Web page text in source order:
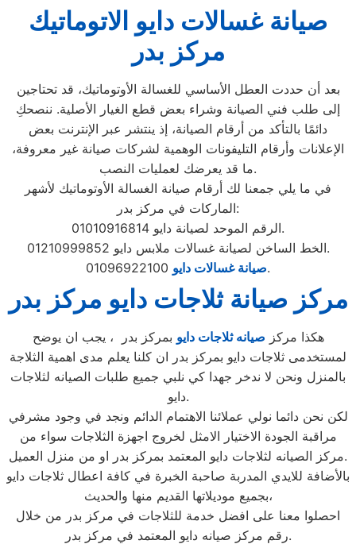
صيانة غسالات دايو الاتوماتيك
مركز بدر
بعد أن حددت العطل الأساسي للغسالة الأوتوماتيك، قد تحتاجين
إلى طلب فني الصيانة وشراء بعض قطع الغيار الأصلية. ننصحكِ
دائمًا بالتأكد من أرقام الصيانة، إذ ينتشر عبر الإنترنت بعض
الإعلانات وأرقام التليفونات الوهمية لشركات صيانة غير معروفة،
ما قد يعرضك لعمليات النصب.
في ما يلي جمعنا لك أرقام صيانة الغسالة الأوتوماتيك لأشهر
الماركات في مركز بدر:
الرقم الموحد لصيانة دايو 01010916814.
الخط الساخن لصيانة غسالات ملابس دايو 01210999852.
صيانة غسالات دايو01096922100.
مركز صيانة ثلاجات دايو مركز بدر
هكذا مركز صيانه ثلاجات دايو بمركز بدر ، يجب ان يوضح
لمستخدمى ثلاجات دايو بمركز بدر ان كلنا يعلم مدى اهمية الثلاجة
بالمنزل ونحن لا ندخر جهدا كي نلبي جميع طلبات الصيانه لثلاجات
دايو.
لكن نحن دائما نولي عملائنا الاهتمام الدائم ونجد في وجود مشرفي
مراقبة الجودة الاختيار الامثل لخروج اجهزة الثلاجات سواء من
مركز الصيانه لثلاجات دايو المعتمد بمركز بدر او من منزل العميل.
بالأضافة للايدي المدربة صاحبة الخبرة في كافة اعطال ثلاجات دايو
بجميع موديلاتها القديم منها والحديث،
احصلوا معنا على افضل خدمة للثلاجات في مركز بدر من خلال
رقم مركز صيانه دايو المعتمد في مركز بدر.